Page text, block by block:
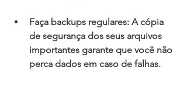
Faça backups regulares: A cópia
de segurança dos seus arquivos
importantes garante que você não
perca dados em caso de falhas.